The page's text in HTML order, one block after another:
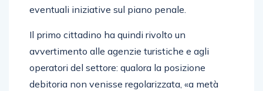
eventuali iniziative sul piano penale.
Il primo cittadino ha quindi rivolto un
avvertimento alle agenzie turistiche e agli
operatori del settore: qualora la posizione
debitoria non venisse regolarizzata, «a metà